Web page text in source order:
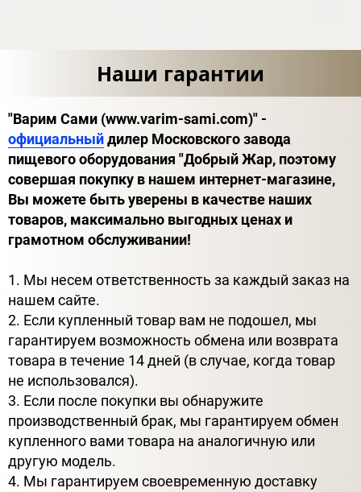
Наши гарантии
"Варим Сами (www.varim-sami.com)" -
официальныйдилер Московского завода
пищевого оборудования "Добрый Жар, поэтому
совершая покупку в нашем интернет-магазине,
Вы можете быть уверены в качестве наших
товаров, максимально выгодных ценах и
грамотном обслуживании!
1. Мы несем ответственность за каждый заказ на
нашем сайте.
2. Если купленный товар вам не подошел, мы
гарантируем возможность обмена или возврата
товара в течение 14 дней (в случае, когда товар
не использовался).
3. Если после покупки вы обнаружите
производственный брак, мы гарантируем обмен
купленного вами товара на аналогичную или
другую модель.
4. Мы гарантируем своевременную доставку